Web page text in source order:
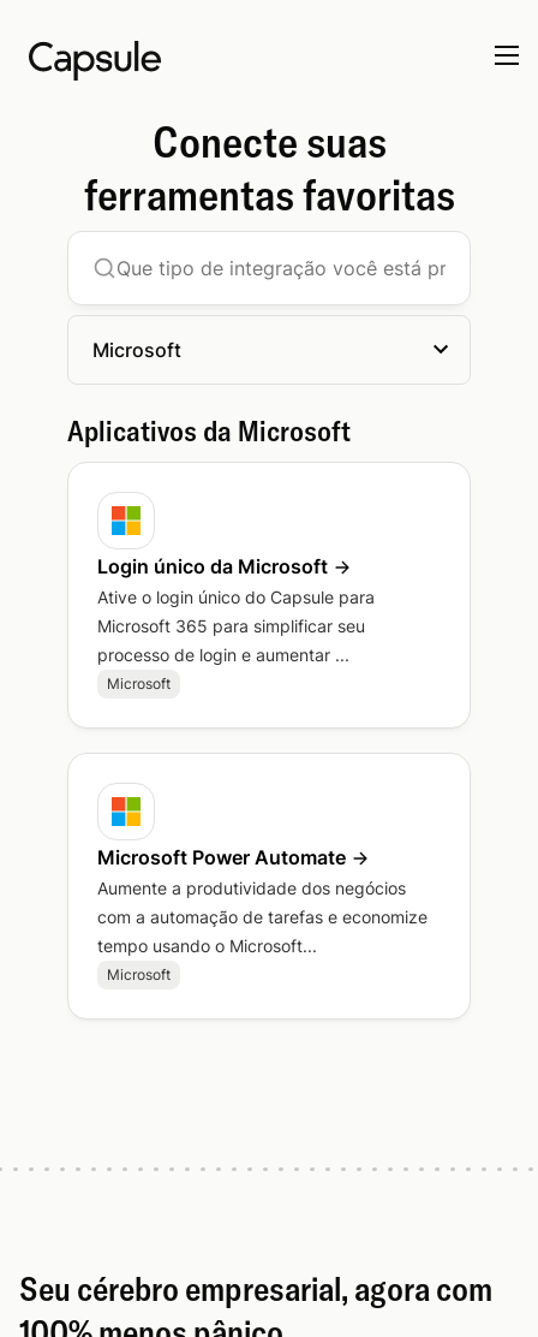
Conecte suas
ferramentas favoritas
Microsoft
Aplicativos da Microsoft
Login único da Microsoft
Ative o login único do Capsule para
Microsoft 365 para simplificar seu
processo de login e aumentar ...
Microsoft
Microsoft Power Automate
Aumente a produtividade dos negócios
com a automação de tarefas e economize
tempo usando o Microsoft...
Microsoft
Seu cérebro empresarial, agora com